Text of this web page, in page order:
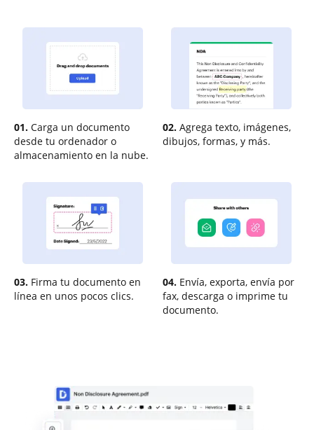
01. Carga un documento
desde tu ordenador o
almacenamiento en la nube.
02. Agrega texto, imágenes,
dibujos, formas, y más.
03. Firma tu documento en
línea en unos pocos clics.
04. Envía, exporta, envía por
fax, descarga o imprime tu
documento.